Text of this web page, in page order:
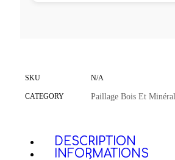
SKU N/A
CATEGORY Paillage Bois Et Minéral
DESCRIPTION
INFORMATIONS